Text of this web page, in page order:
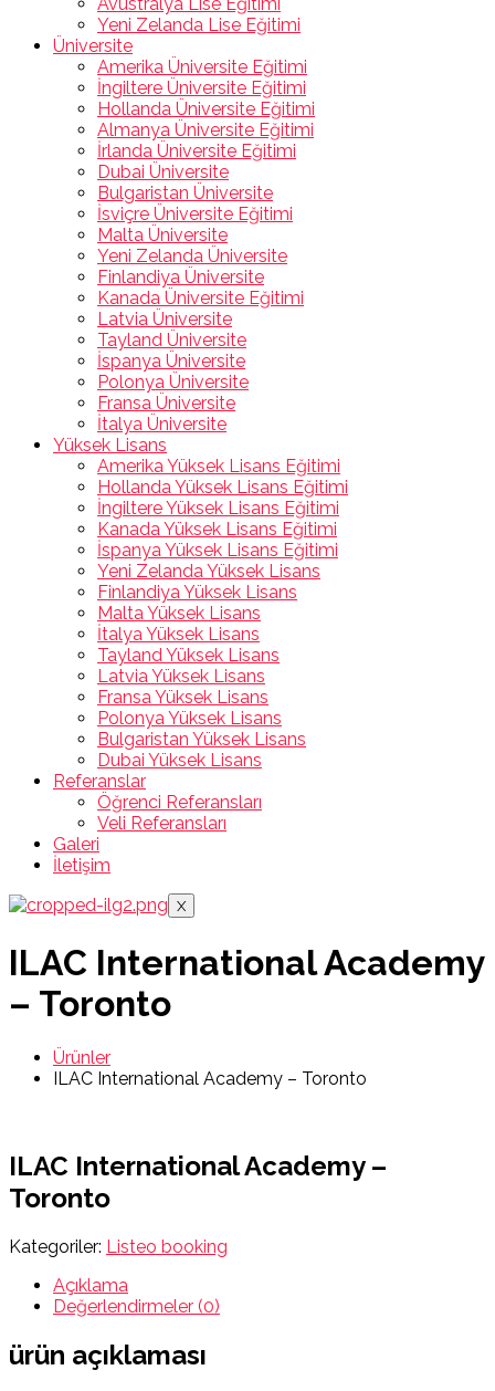
Avustralya Lise Eğitimi
Yeni Zelanda Lise Eğitimi
Üniversite
Amerika Üniversite Eğitimi
İngiltere Üniversite Eğitimi
Hollanda Üniversite Eğitimi
Almanya Üniversite Eğitimi
İrlanda Üniversite Eğitimi
Dubai Üniversite
Bulgaristan Üniversite
İsviçre Üniversite Eğitimi
Malta Üniversite
Yeni Zelanda Üniversite
Finlandiya Üniversite
Kanada Üniversite Eğitimi
Latvia Üniversite
Tayland Üniversite
İspanya Üniversite
Polonya Üniversite
Fransa Üniversite
İtalya Üniversite
Yüksek Lisans
Amerika Yüksek Lisans Eğitimi
Hollanda Yüksek Lisans Eğitimi
İngiltere Yüksek Lisans Eğitimi
Kanada Yüksek Lisans Eğitimi
İspanya Yüksek Lisans Eğitimi
Yeni Zelanda Yüksek Lisans
Finlandiya Yüksek Lisans
Malta Yüksek Lisans
İtalya Yüksek Lisans
Tayland Yüksek Lisans
Latvia Yüksek Lisans
Fransa Yüksek Lisans
Polonya Yüksek Lisans
Bulgaristan Yüksek Lisans
Dubai Yüksek Lisans
Referanslar
Öğrenci Referansları
Veli Referansları
Galeri
İletişim
X
ILAC International Academy
– Toronto
Ürünler
ILAC International Academy – Toronto
ILAC International Academy –
Toronto
Kategoriler: Listeo booking
Açıklama
Değerlendirmeler (0)
ürün açıklaması